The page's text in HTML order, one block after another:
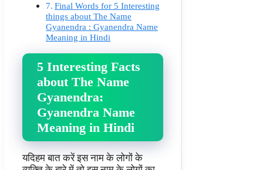
Final Words for 5 Interesting
things about The Name
Gyanendra : Gyanendra Name
Meaning in Hindi
5 Interesting Facts
about The Name
Gyanendra:
Gyanendra Name
Meaning in Hindi
यदिहम बात करें इस नाम के लोगों के